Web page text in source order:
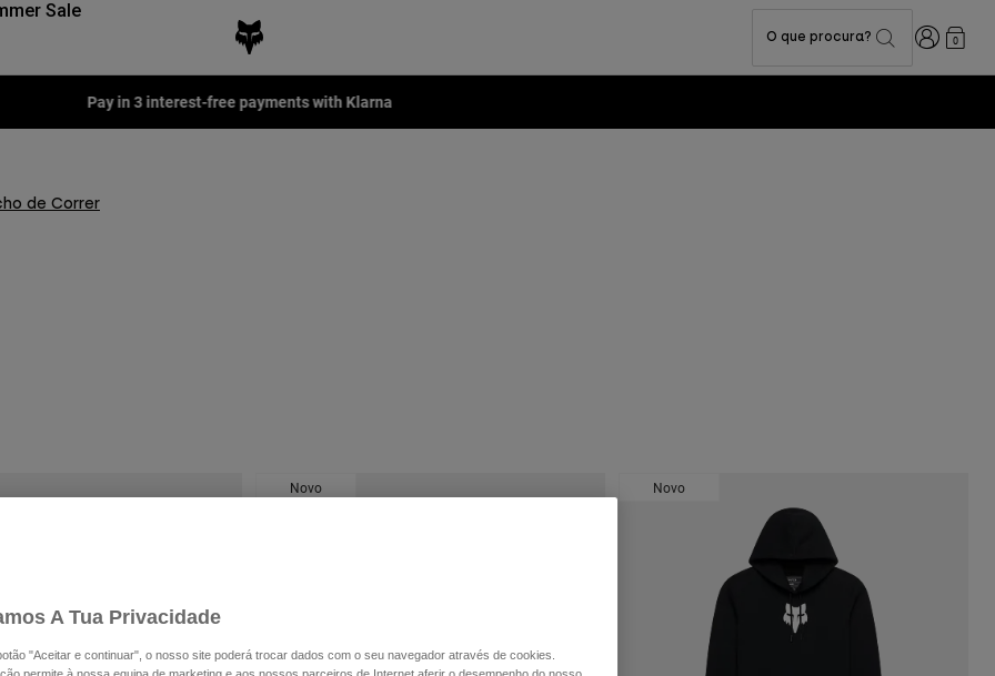
Sale
O que procura? Iniciar0
Pay in 3 interest-free payments with Klarna
de Correr
Novo Novo
A Tua Privacidade
"Aceitar e continuar", o nosso site poderá trocar dados com o seu navegador através de cookies.